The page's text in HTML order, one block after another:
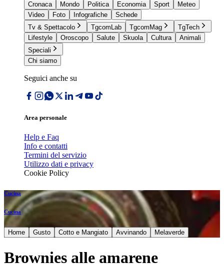
Cronaca
Mondo Politica Economia Sport
Meteo
Video
Foto Infografiche
Schede
Tv & Spettacolo
TgcomLab TgcomMag
TgTech
Lifestyle
Oroscopo Salute Skuola Cultura
Animali
Speciali
Chi siamo
Seguici anche su
Area personale
Help e Faq
Info e contatti
Termini del servizio
Utilizzo dati e privacy
Cookie Policy
Cucina
Cucina
Home Gusto Cotto e Mangiato Avvinando Melaverde
Brownies alle amarene